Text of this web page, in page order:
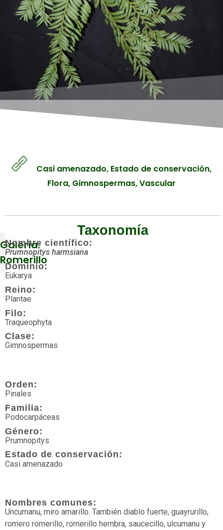
Líquenes
Manglares
Matorrales
Páramos
Sabanas
Selvas y Bosques
Contacto
Iniciar sesión
Registro
Casi amenazado, Estado de conservación,
Flora, Gimnospermas,Vascular
Galería:
Romerillo
Más
visitados
Acuáticos
Agua
Algas
Amenazada
Anfibios
Angiospermas
Aves
Casi
amenazado
Taxonomía
Nombre científico:
Prumnopitys harmsiana
Dominio:
Eukarya
Reino:
Plantae
Filo:
Traqueophyta
Clase:
Gimnospermas
Orden:
Pinales
Familia:
Podocarpáceas
Género:
Prumnopitys
Estado de conservación:
Casi amenazado
Nombres comunes:
Uncumanu, miro amarillo. También diablo fuerte, guayrurillo,
romero romerillo, romerillo hembra, saucecillo, ulcumanu y